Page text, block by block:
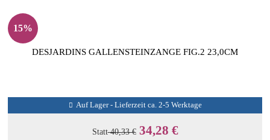
15%
DESJARDINS GALLENSTEINZANGE FIG.2 23,0CM
Auf Lager - Lieferzeit ca. 2-5 Werktage
Statt40,33 € 34,28 €